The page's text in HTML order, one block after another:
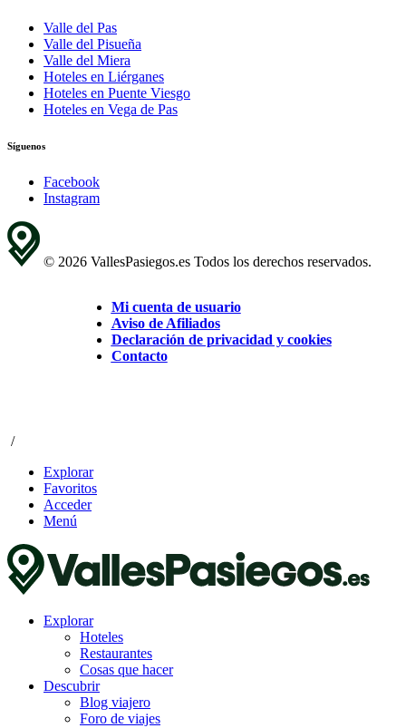
Valle del Pas
Valle del Pisueña
Valle del Miera
Hoteles en Liérganes
Hoteles en Puente Viesgo
Hoteles en Vega de Pas
Síguenos
Facebook
Instagram
© 2026 VallesPasiegos.es Todos los derechos reservados.
Mi cuenta de usuario
Aviso de Afiliados
Declaración de privacidad y cookies
Contacto
/
Explorar
Favoritos
Acceder
Menú
Explorar
Hoteles
Restaurantes
Cosas que hacer
Descubrir
Blog viajero
Foro de viajes